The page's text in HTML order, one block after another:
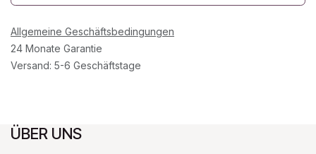
Allgemeine Geschäftsbedingungen
24 Monate Garantie
Versand: 5-6 Geschäftstage
ÜBER UNS